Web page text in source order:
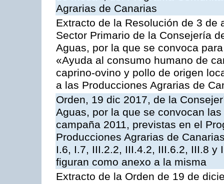
Agrarias de Canarias
Extracto de la Resolución de 3
Sector Primario de la Consejería
Aguas, por la que se convoca
«Ayuda al consumo humano de
caprino-ovino y pollo de origen
a las Producciones Agrarias de
Orden, 19 dic 2017, de la
Aguas, por la que se convocan
campaña 2011, previstas en el
Producciones Agrarias de
I.6, I.7, III.2.2, III.4.2, III.6.2, III.8 y
figuran como anexo a la misma
Extracto de la Orden de 19 de